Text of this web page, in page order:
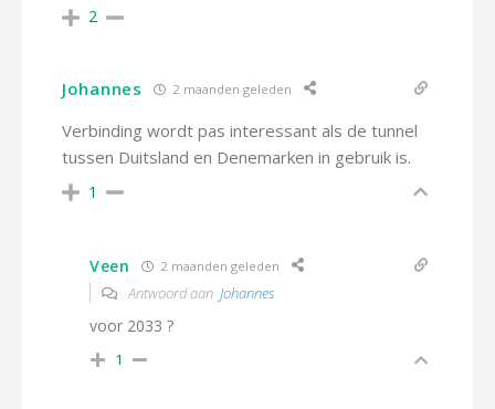
2
Johannes 2 maanden geleden
Verbinding wordt pas interessant als de tunnel
tussen Duitsland en Denemarken in gebruik is.
1
Veen 2 maanden geleden
Antwoord aan Johannes
voor 2033 ?
1